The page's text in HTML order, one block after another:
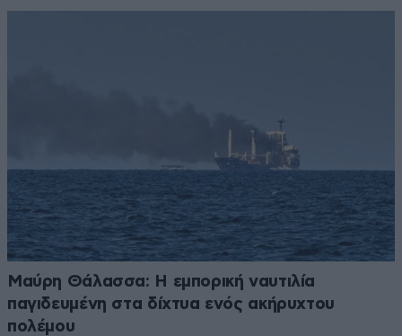
Μαύρη Θάλασσα: Η εμπορική ναυτιλία
παγιδευμένη στα δίχτυα ενός ακήρυχτου
πολέμου